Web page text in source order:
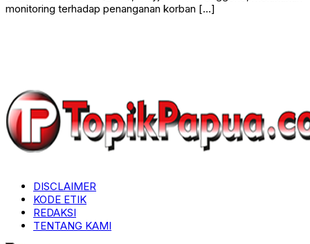
monitoring terhadap penanganan korban […]
DISCLAIMER
KODE ETIK
REDAKSI
TENTANG KAMI